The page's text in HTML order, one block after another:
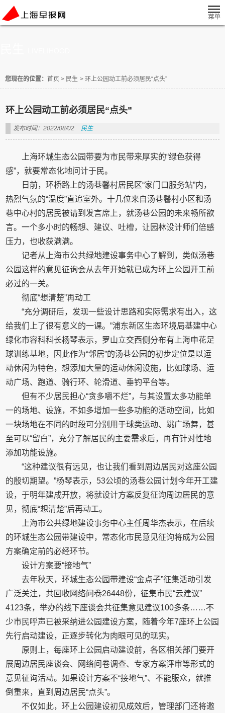
您现在的位置： 首页 > 民生 > 环上公园动工前必须居民“点头”
环上公园动工前必须居民“点头”
发布时间：2022/08/02 民生
上海环城生态公园带要为市民带来厚实的“绿色获得
感”，就要常态化地问计于民。
日前，环桥路上的汤巷馨村居民区“家门口服务站”内，
热烈气氛的“温度”直追室外。十几位来自汤巷馨村小区和汤
巷中心村的居民被请到发言席上，就汤巷公园的未来畅所欲
言。一个多小时的畅想、建议、吐槽，让园林设计师们倍感
压力，也收获满满。
记者从上海市公共绿地建设事务中心了解到，类似汤巷
公园这样的意见征询会从去年开始就已成为环上公园开工前
必过的一关。
彻底“想清楚”再动工
“充分调研后，发现一些设计思路和实际需求有出入，这
给我们上了很有意义的一课。”浦东新区生态环境局基建中心
绿化市容科科长杨琴表示，罗山立交西侧分布有上海申花足
球训练基地，因此作为“邻居”的汤巷公园的初步定位是以运
动休闲为特色，想添加大量的运动休闲设施，比如球场、运
动广场、跑道、骑行环、轮滑道、垂钓平台等。
但有不少居民担心“贪多嚼不烂”，与其设置太多功能单
一的场地、设施，不如多增加一些多功能的活动空间，比如
一块场地在不同的时段可分别用于球类运动、跳广场舞，甚
至可以“留白”，充分了解居民的主要需求后，再有针对性地
添加功能设施。
“这种建议很有远见，也让我们看到周边居民对这座公园
的殷切期望。”杨琴表示，53公顷的汤巷公园计划今年开工建
设，于明年建成开放，将就设计方案反复征询周边居民的意
见，彻底“想清楚”后再动工。
上海市公共绿地建设事务中心主任周华杰表示，在后续
的环城生态公园带建设中，常态化市民意见征询将成为公园
方案确定前的必经环节。
设计方案要“接地气”
去年秋天，环城生态公园带建设“金点子”征集活动引发
广泛关注，共回收网络问卷26448份，征集市民“云建议”
4123条，举办的线下座谈会共征集意见建议100多条……不
少市民呼声已被采纳进公园建设方案，随着今年7座环上公园
先行启动建设，正逐步转化为肉眼可见的现实。
原则上，每座环上公园启动建设前，各区相关部门要开
展周边居民座谈会、网络问卷调查、专家方案评审等形式的
意见征询活动。如果设计方案不“接地气”、不能服众，就推
倒重来，直到周边居民“点头”。
不仅如此，环上公园建设初见成效后，管理部门还将邀